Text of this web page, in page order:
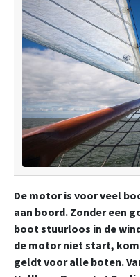
De motor is voor veel
aan boord. Zonder een
boot stuurloos in de
de motor niet start, kom
geldt voor alle boten.